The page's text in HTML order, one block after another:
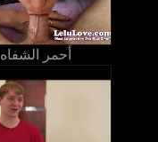
أحمر الشفاه